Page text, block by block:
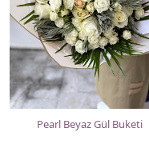
Pearl Beyaz Gül Buketi